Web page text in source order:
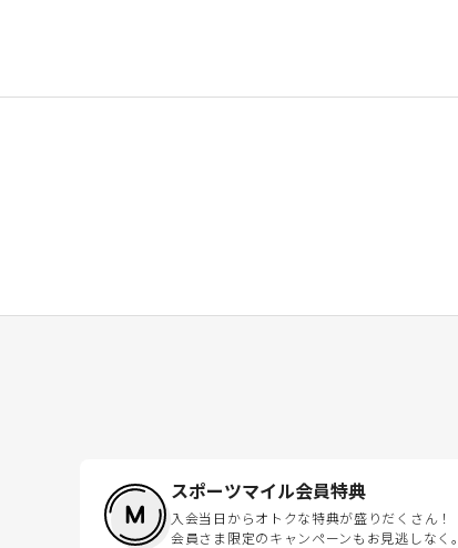
スポーツマイル会員特典
入会当日からオトクな特典が盛りだくさん！
会員さま限定のキャンペーンもお見逃しなく。